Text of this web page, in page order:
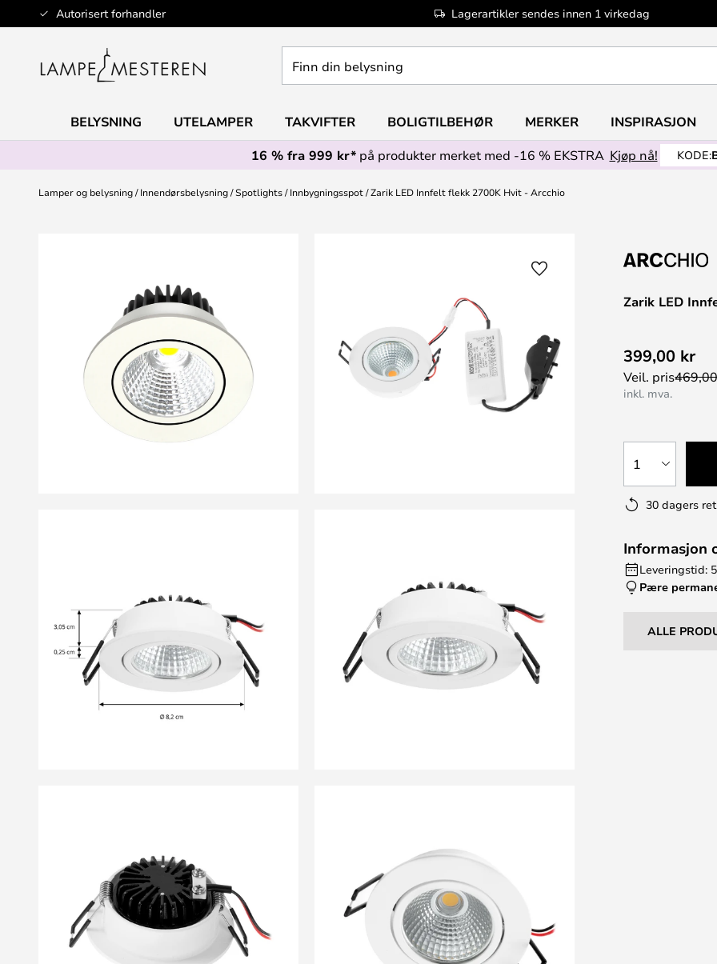
Autorisert forhandler Lagerartikler sendes innen 1 virkedag
Hopp
til
din
BELYSNING UTELAMPER TAKVIFTER BOLIGTILBEHØR MERKER
INSPIRASJON
16 % fra 999 kr*på produkter merket med -16 % EKSTRA Kjøp nå! KODE:
Lamper og belysning Innendørsbelysning Spotlights Innbygningsspot Zarik LED Innfelt flekk 2700K Hvit - Arcchio
Zarik LED
399,00 kr
Veil. pris
inkl. mva.
1
30 dagers
Informasjon
Leveringstid:
Pære
ALLE